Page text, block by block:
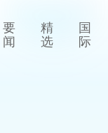
要
闻
精
选
国
际